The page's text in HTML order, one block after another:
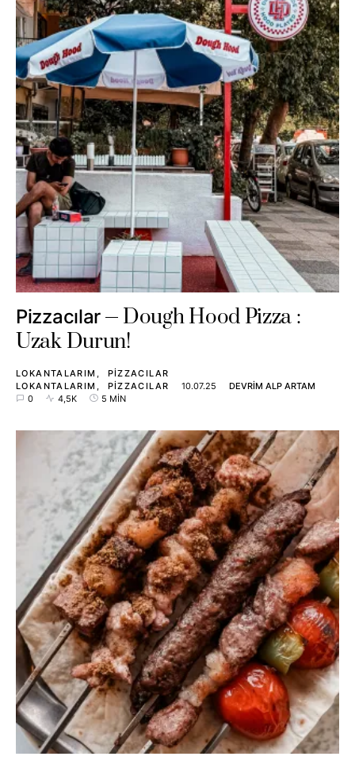
Pizzacılar
Dough Hood Pizza :
Uzak Durun!
LOKANTALARIM
PIZZACILAR
LOKANTALARIM
PIZZACILAR 10.07.25
DEVRIM ALP ARTAM
0
4,5K 5 MIN